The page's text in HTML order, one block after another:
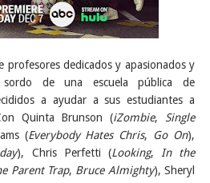
profesores dedicados y apasionados y
de una escuela pública de
a ayudar a sus estudiantes a
Quinta Brunson (iZombie, Single
(Everybody Hates Chris, Go On),
), Chris Perfetti (Looking,
In the
Parent Trap, Bruce Almighty), Sheryl